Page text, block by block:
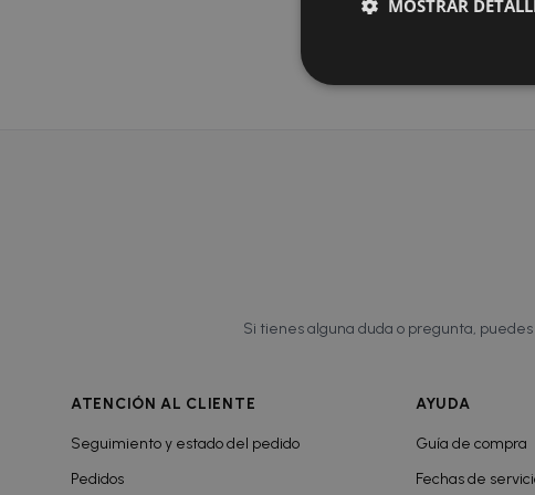
Composición:
Si tienes alguna duda o pregunta,
ATENCIÓN AL CLIENTE
Seguimiento y estado del pedido
Pedidos
AYUDA
Guía de compra
Fechas de
MOSTRAR